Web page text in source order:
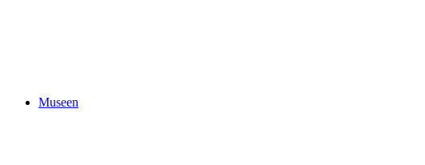
Museen